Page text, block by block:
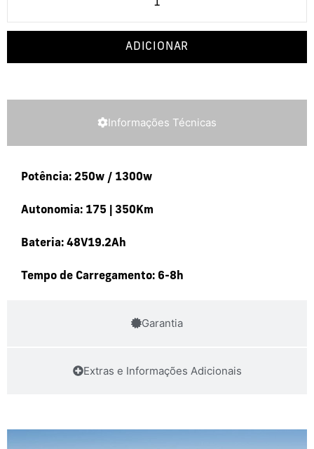
ADICIONAR
Informações Técnicas
Garantia
Extras e Informações Adicionais
Potência: 250w / 1300w
Autonomia: 175 | 350Km
Bateria: 48V19.2Ah
Tempo de Carregamento: 6-8h